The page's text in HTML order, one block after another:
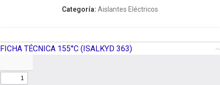
Categoría: Aislantes Eléctricos
FICHA TÉCNICA 155°C (ISALKYD 363)